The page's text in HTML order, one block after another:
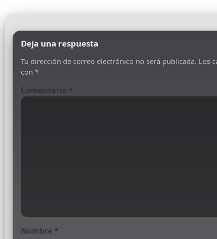
Deja una respuesta
Tu dirección de correo electrónico no será publicada. Los
con *
Comentario *
Nombre *